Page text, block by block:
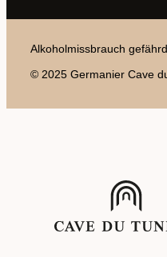
Alkoholmissbrauch
© 2025 Germanier Cave